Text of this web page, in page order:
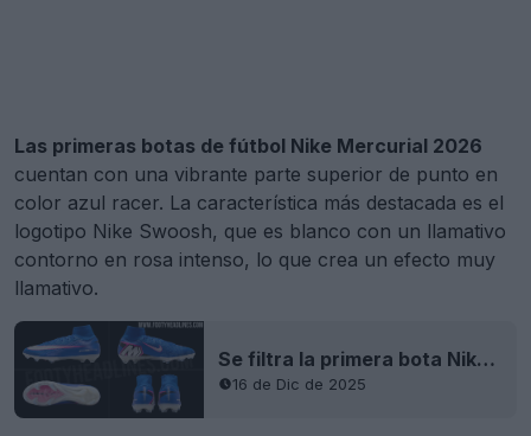
Las primeras botas de fútbol Nike Mercurial 2026
cuentan con una vibrante parte superior de punto en
color azul racer. La característica más destacada es el
logotipo Nike Swoosh, que es blanco con un llamativo
contorno en rosa intenso, lo que crea un efecto muy
llamativo.
Se filtra la primera bota Nike Mercurial 2026 Main Pack: imágenes oficiales
16 de Dic de 2025